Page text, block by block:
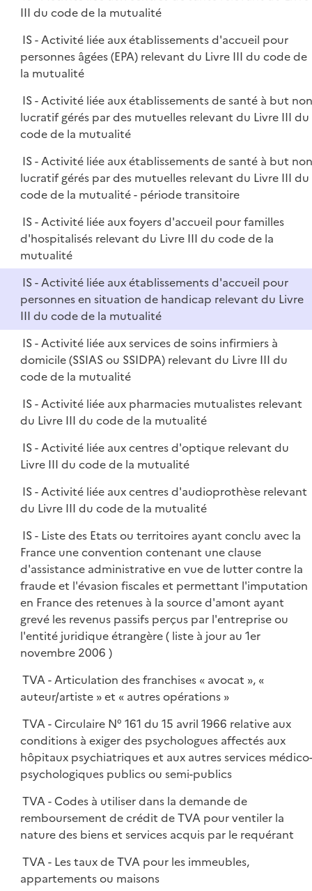
III du code de la mutualité
IS - Activité liée aux établissements d'accueil pour
personnes âgées (EPA) relevant du Livre III du code de
la mutualité
IS - Activité liée aux établissements de santé à but
lucratif gérés par des mutuelles relevant du Livre III du
code de la mutualité
IS - Activité liée aux établissements de santé à but
lucratif gérés par des mutuelles relevant du Livre III du
code de la mutualité - période transitoire
IS - Activité liée aux foyers d'accueil pour familles
d'hospitalisés relevant du Livre III du code de la
mutualité
IS - Activité liée aux établissements d'accueil pour
personnes en situation de handicap relevant du Livre
III du code de la mutualité
IS - Activité liée aux services de soins infirmiers à
domicile (SSIAS ou SSIDPA) relevant du Livre III du
code de la mutualité
IS - Activité liée aux pharmacies mutualistes relevant
du Livre III du code de la mutualité
IS - Activité liée aux centres d'optique relevant du
Livre III du code de la mutualité
IS - Activité liée aux centres d'audioprothèse relevant
du Livre III du code de la mutualité
IS - Liste des Etats ou territoires ayant conclu avec la
France une convention contenant une clause
d'assistance administrative en vue de lutter contre la
fraude et l'évasion fiscales et permettant l'imputation
en France des retenues à la source d'amont ayant
grevé les revenus passifs perçus par l'entreprise ou
l'entité juridique étrangère ( liste à jour au 1er
novembre 2006 )
TVA - Articulation des franchises « avocat », «
auteur/artiste » et « autres opérations »
TVA - Circulaire N° 161 du 15 avril 1966 relative aux
conditions à exiger des psychologues affectés aux
hôpitaux psychiatriques et aux autres services médico-
psychologiques publics ou semi-publics
TVA - Codes à utiliser dans la demande de
remboursement de crédit de TVA pour ventiler la
nature des biens et services acquis par le requérant
TVA - Les taux de TVA pour les immeubles,
appartements ou maisons